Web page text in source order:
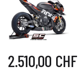
2.510,00 CHF